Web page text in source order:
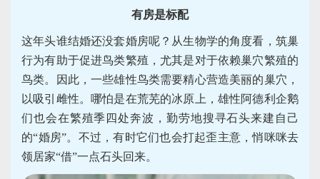
有房是标配
这年头谁结婚还没套婚房呢？从生物学的角度看，筑巢
行为有助于促进鸟类繁殖，尤其是对于依赖巢穴繁殖的
鸟类。因此，一些雄性鸟类需要精心营造美丽的巢穴，
以吸引雌性。哪怕是在荒芜的冰原上，雄性阿德利企鹅
们也会在繁殖季四处奔波，勤劳地搜寻石头来建自己
的“婚房”。不过，有时它们也会打起歪主意，悄咪咪去
领居家“借”一点石头回来。